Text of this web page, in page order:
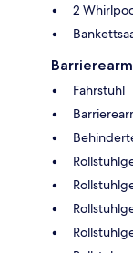
2
Fahrstuhl